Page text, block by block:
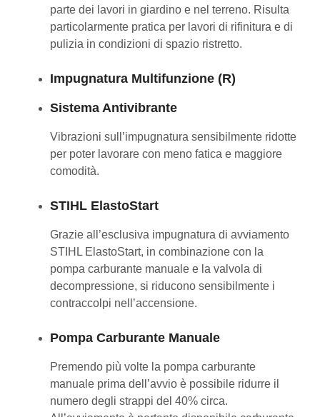
parte dei lavori in giardino e nel terreno. Risulta
particolarmente pratica per lavori di rifinitura e di
pulizia in condizioni di spazio ristretto.
Impugnatura Multifunzione (R)
Sistema Antivibrante
Vibrazioni sull’impugnatura sensibilmente ridotte
per poter lavorare con meno fatica e maggiore
comodità.
STIHL ElastoStart
Grazie all’esclusiva impugnatura di avviamento
STIHL ElastoStart, in combinazione con la
pompa carburante manuale e la valvola di
decompressione, si riducono sensibilmente i
contraccolpi nell’accensione.
Pompa Carburante Manuale
Premendo più volte la pompa carburante
manuale prima dell’avvio è possibile ridurre il
numero degli strappi del 40% circa.